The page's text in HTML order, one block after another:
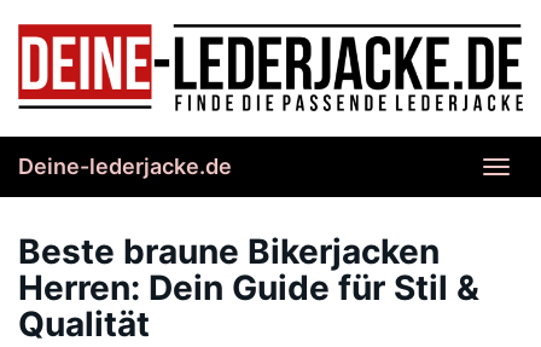
content
Deine-lederjacke.de
Beste braune Bikerjacken
Herren: Dein Guide für Stil &
Qualität